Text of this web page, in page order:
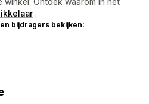
.
bijdragers bekijken: